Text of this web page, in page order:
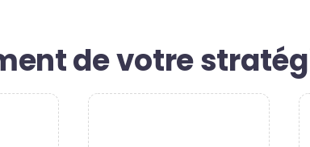
de votre